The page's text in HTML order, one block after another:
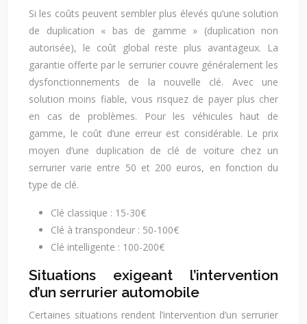
Si les coûts peuvent sembler plus élevés qu’une solution
de duplication « bas de gamme » (duplication non
autorisée), le coût global reste plus avantageux. La
garantie offerte par le serrurier couvre généralement les
dysfonctionnements de la nouvelle clé. Avec une
solution moins fiable, vous risquez de payer plus cher
en cas de problèmes. Pour les véhicules haut de
gamme, le coût d’une erreur est considérable. Le prix
moyen d’une duplication de clé de voiture chez un
serrurier varie entre 50 et 200 euros, en fonction du
type de clé.
Clé classique : 15-30€
Clé à transpondeur : 50-100€
Clé intelligente : 100-200€
Situations exigeant l’intervention
d’un serrurier automobile
Certaines situations rendent l’intervention d’un serrurier